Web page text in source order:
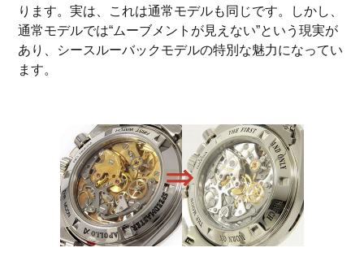
ります。実は、これは通常モデルも同じです。しかし、
通常モデルでは“ムーブメントが見えない”という現実が
あり、シースルーバックモデルの特別な魅力になってい
ます。